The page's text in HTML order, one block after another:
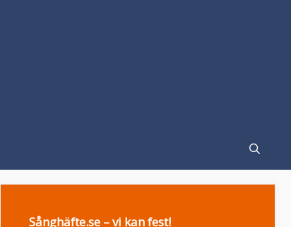
Sånghäfte.se – vi kan fest!